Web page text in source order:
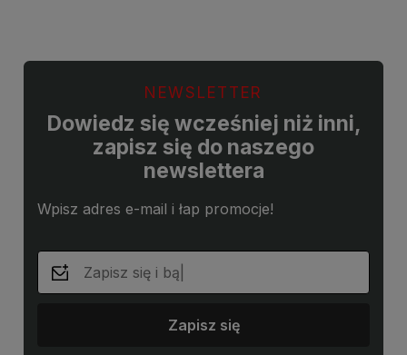
NEWSLETTER
Dowiedz się wcześniej niż inni,
zapisz się do naszego
newslettera
Wpisz adres e-mail i łap promocje!
Zapisz się